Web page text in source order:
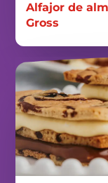
Alfajor de
Gross